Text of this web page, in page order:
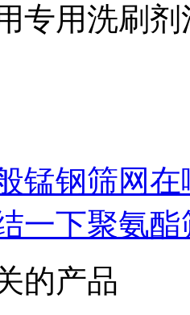
专用洗刷剂
锰钢筛网
一下聚氨
的产品